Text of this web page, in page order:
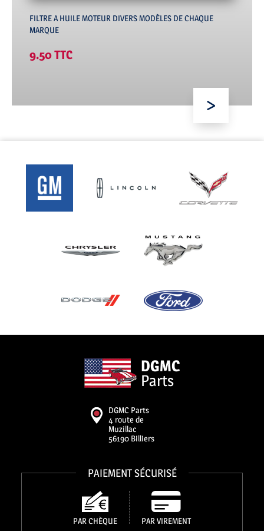
FILTRE A HUILE MOTEUR DIVERS MODÈLES DE CHAQUE
MARQUE
9.50 TTC
DGMC
Parts
DGMC Parts
4 route de
Muzillac
56190 Billiers
PAIEMENT SÉCURISÉ
PAR CHÈQUE PAR VIREMENT